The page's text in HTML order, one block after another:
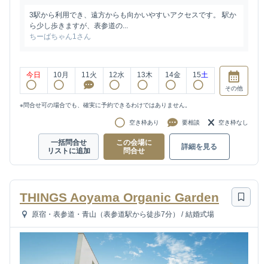
3駅から利用でき、遠方からも向かいやすいアクセスです。 駅か
ら少し歩きますが、表参道の...
ちーばちゃん1さん
今日 10月 11火 12水 13木 14金 15土
その他
※問合せ可の場合でも、確実に予約できるわけではありません。
空き枠あり 要相談 空き枠なし
一括問合せ
リストに追加
この会場に
問合せ
詳細を見る
THINGS Aoyama Organic Garden
原宿・表参道・青山（表参道駅から徒歩7分） / 結婚式場